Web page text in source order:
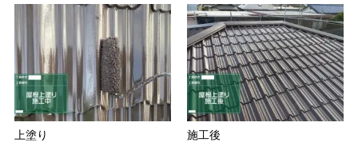
上塗り 施工後